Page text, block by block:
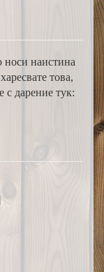
носи наистина
това,
с дарение тук: